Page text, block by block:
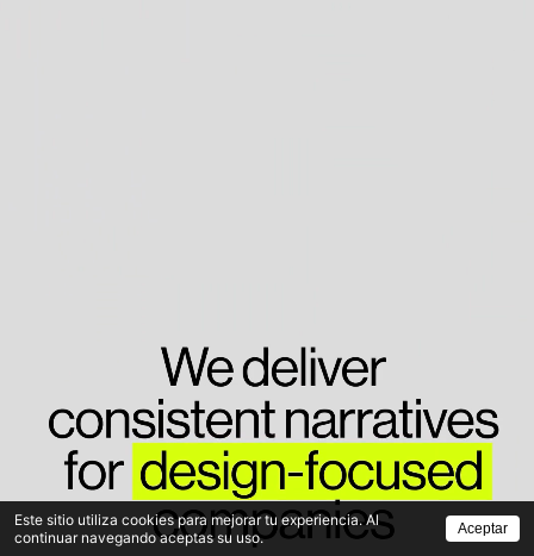
Este sitio utiliza cookies para mejorar tu experiencia. Al
continuar navegando aceptas su uso.
Aceptar